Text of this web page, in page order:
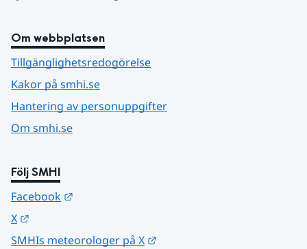
Om webbplatsen
Tillgänglighetsredogörelse
Kakor på smhi.se
Hantering av personuppgifter
Om smhi.se
Följ SMHI
Facebook
X
SMHIs meteorologer på X